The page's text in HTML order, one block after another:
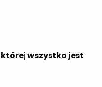
wszystko jest